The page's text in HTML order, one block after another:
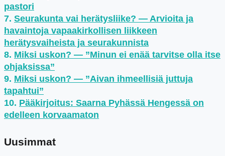
pastori
Seurakunta vai herätysliike? — Arvioita ja
havaintoja vapaakirkollisen liikkeen
herätysvaiheista ja seurakunnista
Miksi uskon? — ”Minun ei enää tarvitse olla itse
ohjaksissa”
Miksi uskon? — ”Aivan ihmeellisiä juttuja
tapahtui”
Pääkirjoitus: Saarna Pyhässä Hengessä on
edelleen korvaamaton
Uusimmat